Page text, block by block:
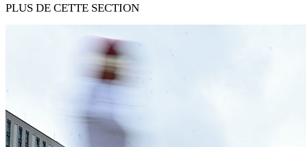
PLUS DE CETTE SECTION